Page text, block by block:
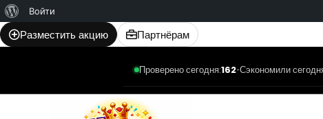
WordPress
Войти
Разместить акцию Партнёрам
Проверено сегодня:162•Сэкономили